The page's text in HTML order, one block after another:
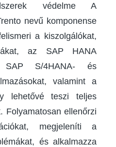
védelme A
nevű komponense
a kiszolgálókat,
az SAP HANA
SAP S/4HANA- és
valamint a
lehetővé teszi teljes
Folyamatosan ellenőrzi
megjeleníti a
és alkalmazza